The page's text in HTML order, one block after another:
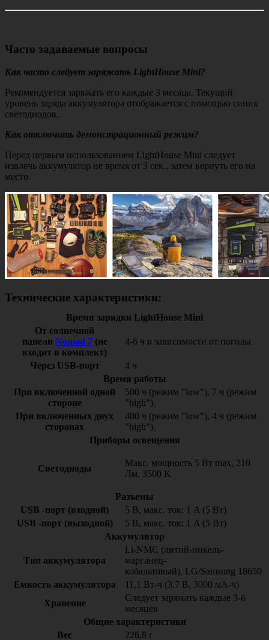
Часто задаваемые вопросы
Как часто следует заряжать LightHouse Mini?
Рекомендуется заряжать его каждые 3 месяца. Текущий
уровень заряда аккумулятора отображается с помощью синих
светодиодов.
Как отключить демонстрационный режим?
Перед первым использованием LightHouse Mini следует
извлечь аккумулятор не время от 3 сек., затем вернуть его на
место.
Технические характеристики:
Время зарядки LightHouse Mini
От солнечной
панели Nomad 7(не
входит в комплект)
4-6 ч в зависимости от погоды
Через USB-порт
4 ч
Время работы
При включенной одной
стороне
500 ч (режим "low"), 7 ч (режим
"high"),
При включенных двух
сторонах
400 ч (режим "low"), 4 ч (режим
"high"),
Приборы освещения
Светодиоды
Макс. мощность 5 Вт max, 210
Лм, 3500 K
Разъемы
USB -порт (входной)
5 В, макс. ток: 1 A (5 Вт)
USB -порт (выходной)
5 В, макс. ток: 1 A (5 Вт)
Аккумулятор
Тип аккумулятора
Li-NMC (литий-никель-
марганец-
кобальтовый), LG/Samsung 18650
Емкость аккумулятора
11,1 Вт-ч (3.7 В, 3000 мА-ч)
Хранение
Следует заряжать каждые 3-6
месяцев
Общие характеристики
Вес
226,8 г